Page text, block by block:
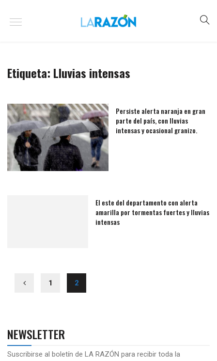
Etiqueta: Lluvias intensas
Persiste alerta naranja en gran
parte del país, con lluvias
intensas y ocasional granizo.
El este del departamento con alerta
amarilla por tormentas fuertes y lluvias
intensas
1 2
NEWSLETTER
Suscribirse al boletín de LA RAZÓN para recibir toda la